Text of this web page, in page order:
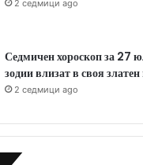
2 седмици ago
Седмичен хороскоп за 27
зодии влизат в своя
2 седмици ago